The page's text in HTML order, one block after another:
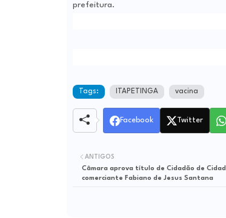
prefeitura.
Tags: ITAPETINGA vacina
Facebook Twitter
ANTIGOS
Câmara aprova título de Cidadão de
comerciante Fabiano de Jesus Santana